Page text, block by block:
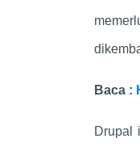
Baca :
Drupal